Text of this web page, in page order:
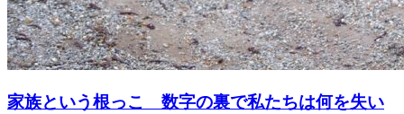
家族という根っこ 数字の裏で私たちは何を失い